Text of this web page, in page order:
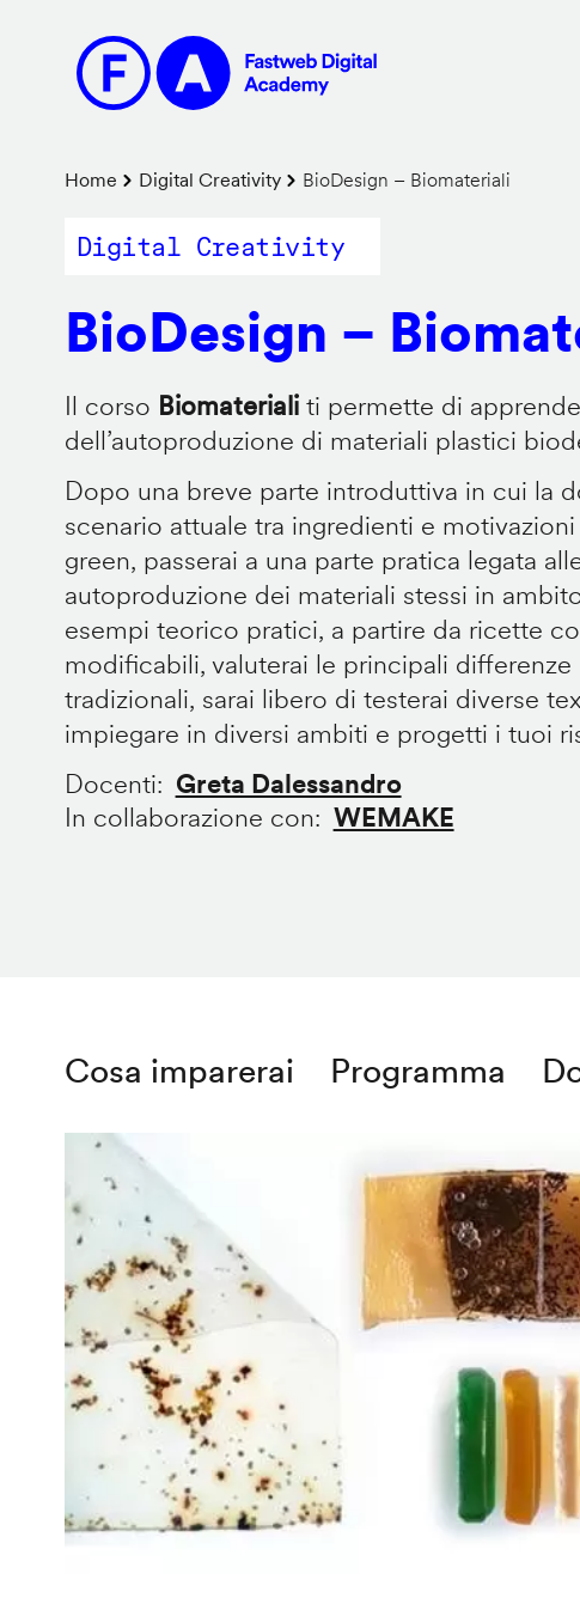
contenuto
principale
Briciole
di
Home Digital Creativity BioDesign – Biomateriali
Digital Creativity
BioDesign –
Il corso Biomaterialiti permette di
dell’autoproduzione di materiali plastici
Dopo una breve parte introduttiva in cui la
scenario attuale tra ingredienti e
green, passerai a una parte pratica legata
autoproduzione dei materiali stessi in
esempi teorico pratici, a partire da ricette
modificabili, valuterai le principali
tradizionali, sarai libero di testerai diverse
impiegare in diversi ambiti e progetti i tuoi
Docenti
Greta Dalessandro
In collaborazione con
WEMAKE
Cosa imparerai Programma